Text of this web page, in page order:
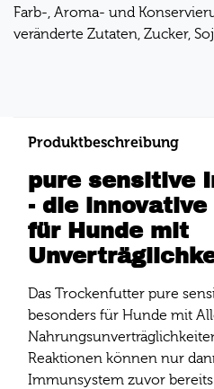
Farb-, Aroma- und
veränderte Zutaten, Zucker,
Produktbeschreibung
pure sensitive
- die
für Hunde mit
Das Trockenfutter pure
besonders für Hunde mit
Reaktionen können nur
Immunsystem zuvor